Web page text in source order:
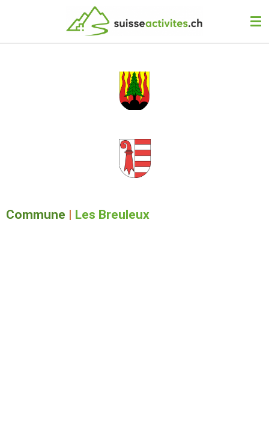
Commune | Les Breuleux